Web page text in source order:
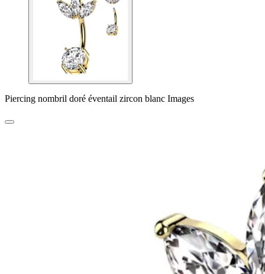
Piercing nombril doré éventail zircon blanc Images